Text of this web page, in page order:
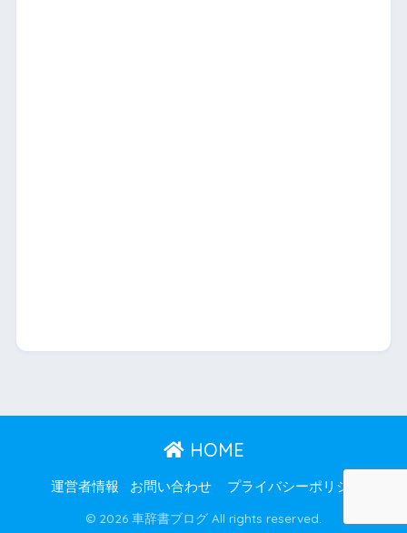
HOME
運営者情報 お問い合わせ プライバシーポリシー
© 2026 車辞書ブログ All rights reserved.